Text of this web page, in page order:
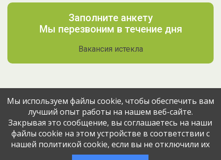
Заполните анкету
Мы перезвоним в течение дня
Вакансия истекла
Поделитесь вакансией с друзьями
Эта вакансия размещена12 месяцев назад через сервис
Мы используем файлы cookie, чтобы обеспечить вам
лучший опыт работы на нашем веб-сайте.
Закрывая это сообщение, вы соглашаетесь на наши
файлы cookie на этом устройстве в соответствии с
нашей политикой cookie, если вы не отключили их